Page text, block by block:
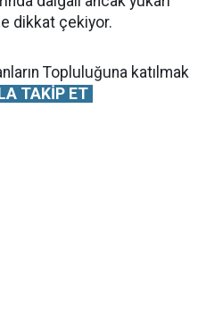
dikkat çekiyor.
Topluluğuna katılmak
TAKİP ET